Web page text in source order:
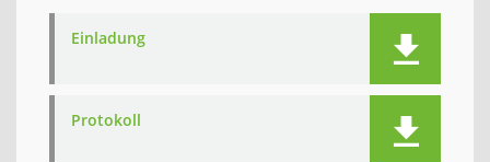
Einladung
Protokoll